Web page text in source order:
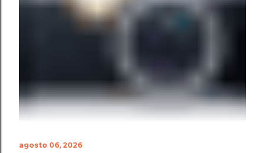
agosto 06, 2026